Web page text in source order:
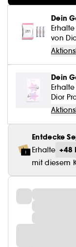
Dein
von
Dein
Dior
Entdecke
Erhalte +48
mit diesem